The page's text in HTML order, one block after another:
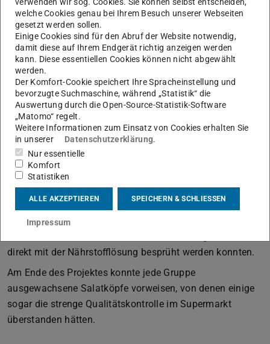
Art der Beleuchtung, mussten sie selbst konzipieren.
Auch mussten sie selbstständig die Messeinrichtungen
und Sensoren an geeigneten Stellen anbringen. Eine
besondere Herausforderungen war auch, die Pumpen und
Aktoren, welche für das Bewässern der Pflanzen und das
Öffnen der Belüftungsklappen zuständig waren, so zu
programmieren, dass sie sich von alleine an und wieder
ausschalten konnten.
Zwischen den verschiedenen Lösungen der einzelnen
Gruppen gab es am Ende große Unterschiede: Etwa in der
Ausgestaltung der Belüftungszeiten und der Bewässerung
der Pflanzen. So wurden manche Pflanzen in die Erde
eingegraben, damit ihre Wurzeln von unten bewässert
werden konnten. Andere Gruppen befestigten ihre
direkt mit der Nährstofflösung besprüht werden konnten.
Am Ende des Projektes konnte jede Gruppe
ausgewachsene Salatköpfe vorweisen, von denen einige
sogar die strenge Qualitätskontrolle im Supermarkt
überstanden hätten.
welche Cookies genau bei Ihrem Besuch unserer Webseiten
gesetzt werden sollen.
Einige Cookies sind für den Abruf der Website notwendig,
damit diese auf Ihrem Endgerät richtig anzeigen werden
kann. Diese essentiellen Cookies können nicht abgewählt
werden.
Der Komfort-Cookie speichert Ihre Spracheinstellung und
bevorzugte Suchmaschine, während „Statistik“ die
Auswertung durch die Open-Source-Statistik-Software
„Matomo“ regelt.
Weitere Informationen zum Einsatz von Cookies erhalten Sie
in unserer
Datenschutzerklärung.
Nur essentielle
Komfort
Statistiken
ALLE AKZEPTIEREN SPEICHERN & SCHLIESSEN
Impressum